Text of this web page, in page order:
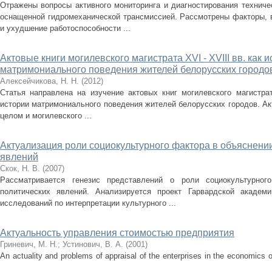
Отражены вопросы активного мониторинга и диагностирования
оснащенной гидромеханической трансмиссией. Рассмотрены
и ухудшение работоспособности ...
Актовые книги могилевского магистрата XVI - XVIII вв. как
матримониального поведения жителей белорусских
Алексейчикова, Н. Н. (2012)
Статья направлена на изучение актовых книг могилевского
истории матримониального поведения жителей белорусских городов.
целом и могилевского ...
Актуализация роли социокультурного фактора в
явлений
Скок, Н. В. (2007)
Рассматривается генезис представлений о роли
политических явлений. Анализируется проект Гарвардской
исследований по интерпретации культурного ...
Актуальность управления стоимостью предприятия
Гриневич, М. Н.; Устинович, В. А. (2001)
An actuality and problems of appraisal of the enterprises in the economics